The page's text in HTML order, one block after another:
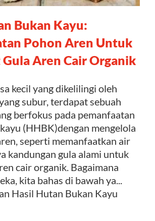
Bukan Kayu:
Pohon Aren Untuk
Aren Cair Organik
kecil yang dikelilingi oleh
subur, terdapat sebuah
berfokus pada pemanfaatan
(HHBK)dengan mengelola
seperti memanfaatkan air
kandungan gula alami untuk
cair organik. Bagaimana
kita bahas di bawah ya...
Hasil Hutan Bukan Kayu